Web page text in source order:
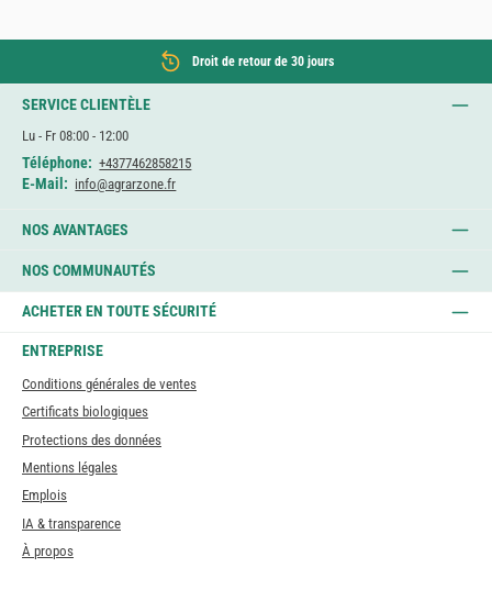
Droit de retour de 30 jours
SERVICE CLIENTÈLE
Lu - Fr 08:00 - 12:00
Téléphone: +4377462858215
E-Mail: info@agrarzone.fr
NOS AVANTAGES
NOS COMMUNAUTÉS
ACHETER EN TOUTE SÉCURITÉ
ENTREPRISE
Conditions générales de ventes
Certificats biologiques
Protections des données
Mentions légales
Emplois
IA & transparence
À propos